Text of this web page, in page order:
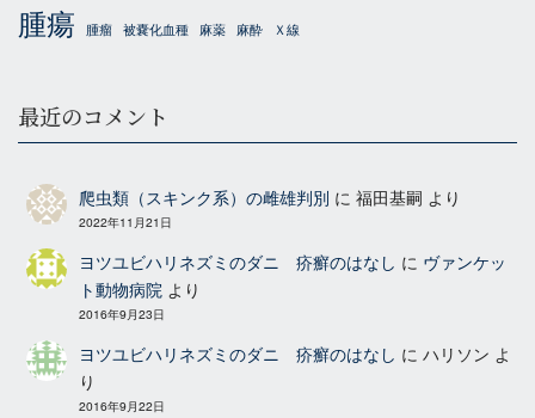
腫瘍 腫瘤 被嚢化血種 麻薬 麻酔 Ｘ線
最近のコメント
爬虫類（スキンク系）の雌雄判別 に福田基嗣 より
2022年11月21日
ヨツユビハリネズミのダニ 疥癬のはなし に ヴァンケッ
ト動物病院 より
2016年9月23日
ヨツユビハリネズミのダニ 疥癬のはなし にハリソン よ
り
2016年9月22日